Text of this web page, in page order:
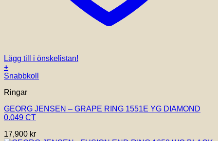
Lägg till i önskelistan!
+
Den
produkten
flera
varianter.
olika
Snabbkoll
Ringar
GEORG JENSEN – GRAPE RING 1551E YG DIAMOND
0.049 CT
17,900 kr